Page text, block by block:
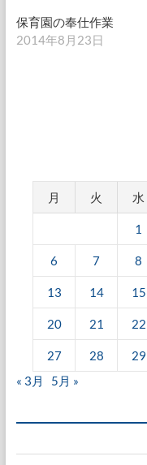
保育園の奉仕作業
2014年8月23日
月 火 水
1
6 7 8
13 14 15
20 21 22
27 28 29
« 3月
5月 »